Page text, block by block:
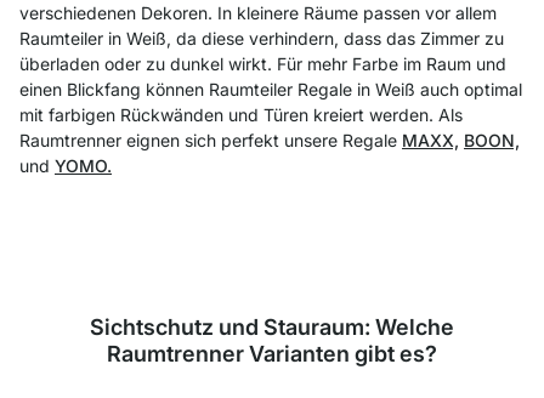
verschiedenen Dekoren. In kleinere Räume passen vor allem
Raumteiler in Weiß, da diese verhindern, dass das Zimmer zu
überladen oder zu dunkel wirkt. Für mehr Farbe im Raum und
einen Blickfang können Raumteiler Regale in Weiß auch optimal
mit farbigen Rückwänden und Türen kreiert werden. Als
Raumtrenner eignen sich perfekt unsere Regale MAXX, BOON,
und YOMO.
Sichtschutz und Stauraum: Welche
Raumtrenner Varianten gibt es?